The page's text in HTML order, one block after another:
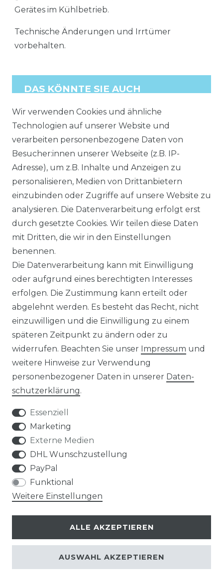
Gerätes im Kühlbetrieb.
Technische Änderungen und Irrtümer
vorbehalten.
DAS KÖNNTE SIE AUCH
ZUBEHÖR
ALLE ANSEHEN
Isolierte
Kältemittelleitung,
6/16mm, fertig
konfektioniert
ab 28,56 € *
1 METER | 28,56 € / METER
MONTAGESERVICE
ALLE ANSEHEN
Komplettmontage einer
Multisplit-Klimaanlage
mit 4 Inneneinheiten
(Wand- und
Wir verwenden Cookies und ähnliche
Technologien auf unserer Website und
verarbeiten personenbezogene Daten von
Besucher:innen unserer Webseite (z.B. IP-
Adresse), um z.B. Inhalte und Anzeigen zu
personalisieren, Medien von Drittanbietern
einzubinden oder Zugriffe auf unsere Website zu
analysieren. Die Datenverarbeitung erfolgt erst
durch gesetzte Cookies. Wir teilen diese Daten
mit Dritten, die wir in den Einstellungen
benennen.
Die Datenverarbeitung kann mit Einwilligung
oder aufgrund eines berechtigten Interesses
erfolgen. Die Zustimmung kann erteilt oder
abgelehnt werden. Es besteht das Recht, nicht
einzuwilligen und die Einwilligung zu einem
späteren Zeitpunkt zu ändern oder zu
widerrufen. Beachten Sie unser Impressum und
weitere Hinweise zur Verwendung
personenbezogener Daten in unserer Daten­
schutz­erklärung.
Essenziell
Marketing
Externe Medien
DHL Wunschzustellung
PayPal
Funktional
Weitere Einstellungen
ALLE AKZEPTIEREN
AUSWAHL AKZEPTIEREN